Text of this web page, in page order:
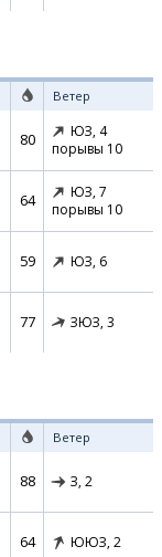
Ветер
80 ЮЗ, 4
порывы 10
64 ЮЗ, 7
порывы 10
59 ЮЗ, 6
77 ЗЮЗ, 3
Ветер
88 З, 2
64 ЮЮЗ, 2